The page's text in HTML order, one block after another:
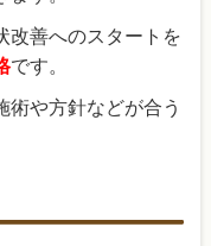
改善へのスタートを
です。
術や方針などが合う